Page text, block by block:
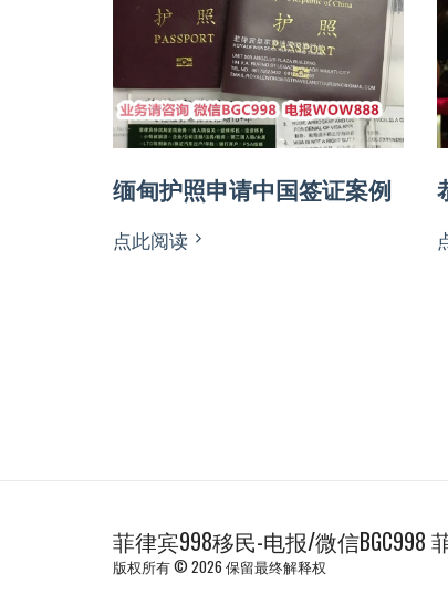
缅甸护照申请中国签证案例
点此阅读
菲律宾998移民-电报/微信BGC998
版权所有 © 2026 保留最终解释权